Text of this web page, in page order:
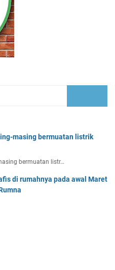
masing bermuatan listrik
bermuatan listr…
di rumahnya pada awal Maret